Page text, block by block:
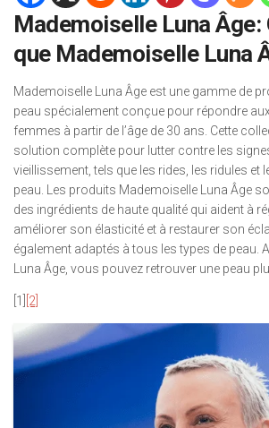
Mademoiselle Luna Âge:
que Mademoiselle Luna
Mademoiselle Luna Âge est une gamme de
peau spécialement conçue pour répondre
femmes à partir de l’âge de 30 ans. Cette
solution complète pour lutter contre les
vieillissement, tels que les rides, les ridules et
peau. Les produits Mademoiselle Luna Âge
des ingrédients de haute qualité qui aident à
améliorer son élasticité et à restaurer son
également adaptés à tous les types de peau.
Luna Âge, vous pouvez retrouver une peau
[1] [2]